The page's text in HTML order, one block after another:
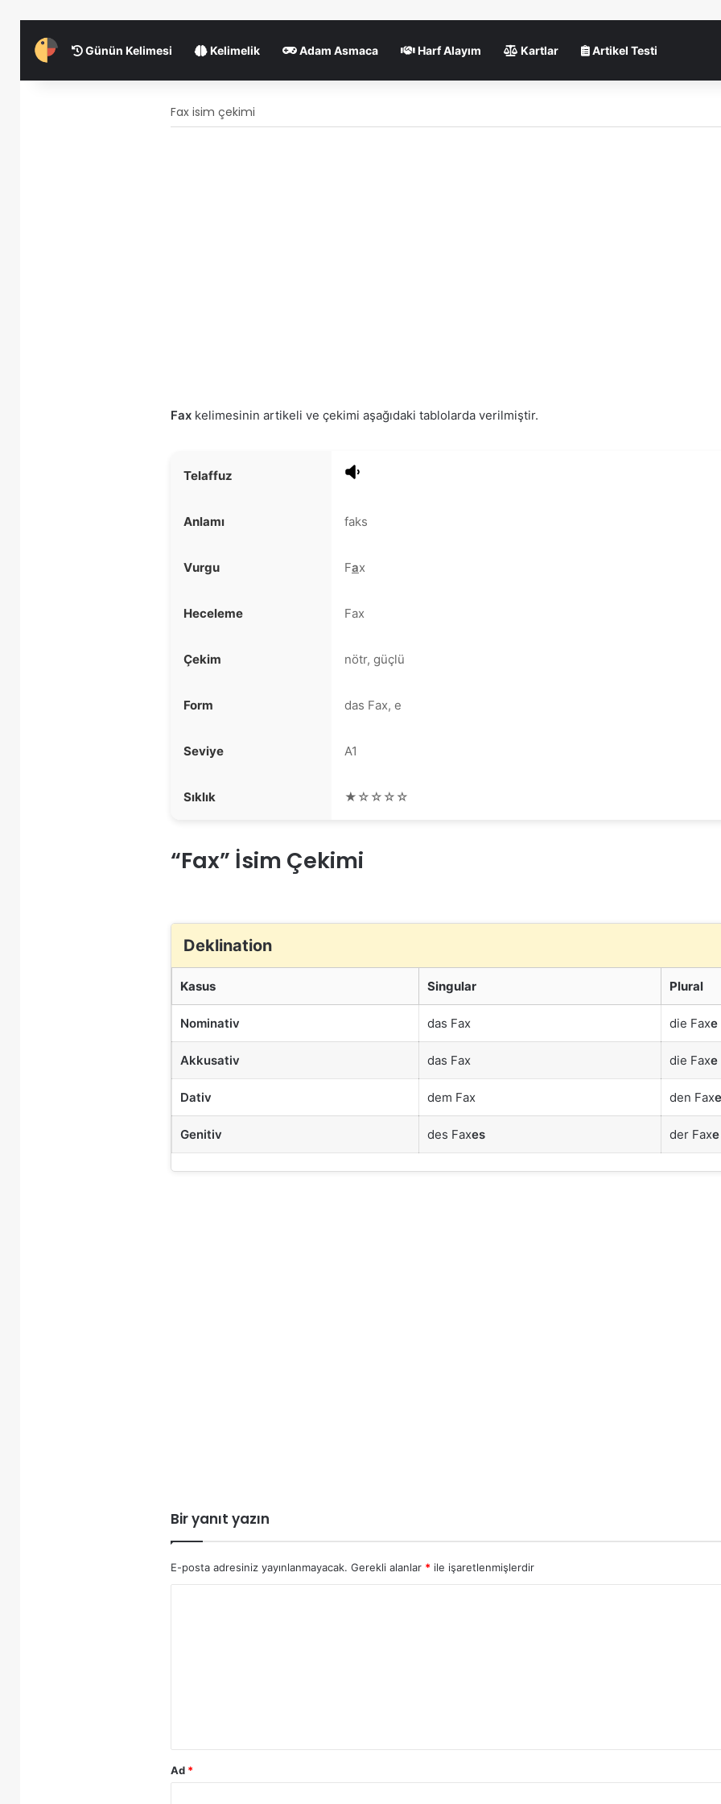
Günün Kelimesi Kelimelik Adam Asmaca Harf Alayım Kartlar Artikel Testi
Fax isim çekimi
Fax kelimesinin artikeli ve çekimi aşağıdaki tablolarda verilmiştir.
Telaffuz
Anlamı faks
Vurgu Fax
Heceleme Fax
Çekim nötr, güçlü
Form das Fax, e
Seviye A1
Sıklık ★☆☆☆☆
“Fax” İsim Çekimi
Deklination
Kasus Singular Plural
Nominativ das Fax die Faxe
Akkusativ das Fax die Faxe
Dativ dem Fax den Fax
Genitiv des Faxes der Faxe
Bir yanıt yazın
E-posta adresiniz yayınlanmayacak. Gerekli alanlar * ile işaretlenmişlerdir
Ad *